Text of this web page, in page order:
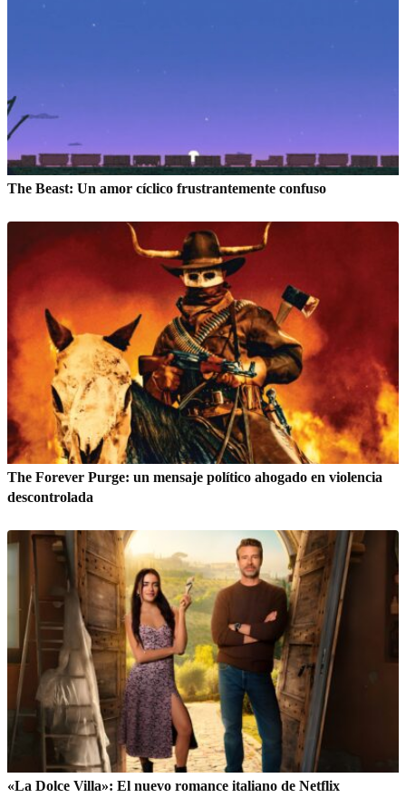
The Beast: Un amor cíclico frustrantemente confuso
The Forever Purge: un mensaje político ahogado en violencia
descontrolada
«La Dolce Villa»: El nuevo romance italiano de Netflix